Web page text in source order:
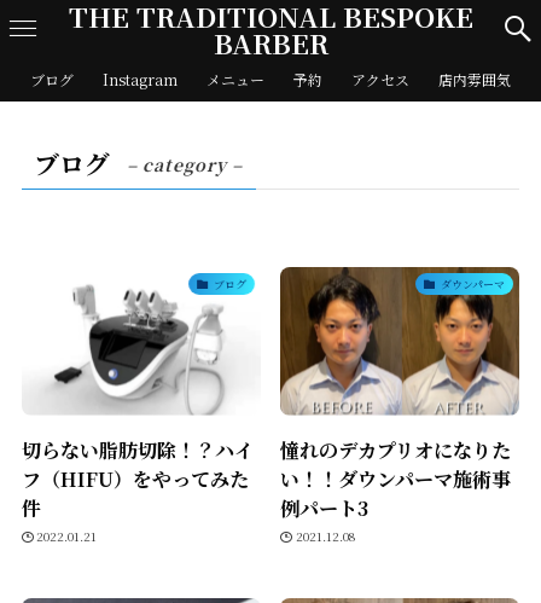
THE TRADITIONAL BESPOKE
BARBER
ブログ Instagram メニュー 予約 アクセス 店内雰囲気
ブログ – category –
ブログ
切らない脂肪切除！？ハイ
フ（HIFU）をやってみた
件
2022.01.21
ダウンパーマ
憧れのデカプリオになりた
い！！ダウンパーマ施術事
例パート3
2021.12.08